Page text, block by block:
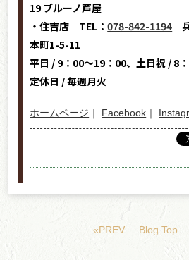
19 ブルーノ芦屋
・住吉店 TEL：078-842-1194
本町1-5-11
平日 / 9：00～19：00、土日祝 / 8
定休日 / 毎週月火
ホームページ ｜ Facebook ｜
«PREV Blog Top